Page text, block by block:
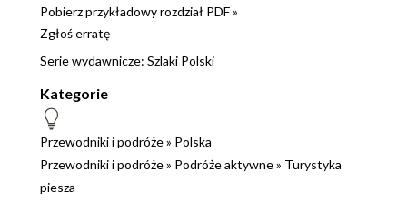
Pobierz przykładowy rozdział PDF »
Zgłoś erratę
Serie wydawnicze: Szlaki Polski
Kategorie
Przewodniki i podróże» Polska
Przewodniki i podróże» Podróże aktywne» Turystyka
piesza